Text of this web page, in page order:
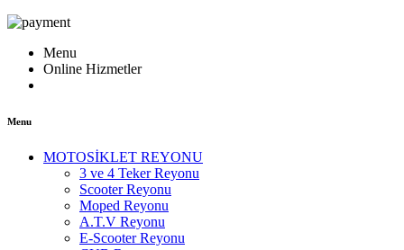
Menu
Online Hizmetler
Menu
MOTOSİKLET REYONU
3 ve 4 Teker Reyonu
Scooter Reyonu
Moped Reyonu
A.T.V Reyonu
E-Scooter Reyonu